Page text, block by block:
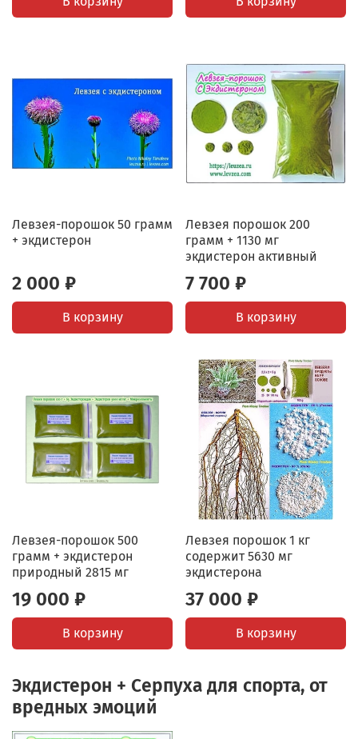
Левзея-порошок 50 грамм
+ экдистерон
2 000 ₽
В корзину
Левзея порошок 200
грамм + 1130 мг
экдистерон активный
7 700 ₽
В корзину
Левзея-порошок 500
грамм + экдистерон
природный 2815 мг
19 000 ₽
В корзину
Левзея порошок 1 кг
содержит 5630 мг
экдистерона
37 000 ₽
В корзину
Экдистерон + Серпуха для спорта, от
вредных эмоций